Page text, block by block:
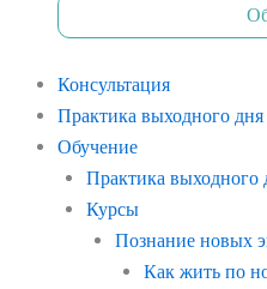
Консультация
Практика выходного дня
Обучение
Практика выходного
Курсы
Познание новых
Как жить по